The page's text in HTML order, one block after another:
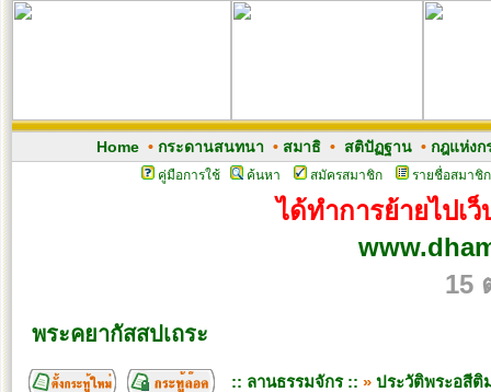
Home• กระดานสนทนา • สมาธิ• สติปัฏฐาน• กฎแห่งก
คู่มือการใช้ ค้นหา สมัครสมาชิก รายชื่อสมาชิก
ได้ทำการย้ายไปเ
15
พระคยากัสสปเถระ
:: ลานธรรมจักร :: » ประวัติพระอสีติ